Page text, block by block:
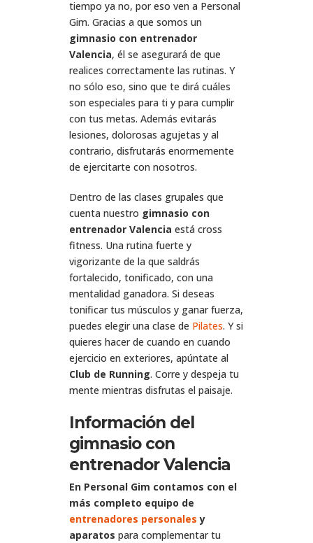
tiempo ya no, por eso ven a Personal
Gim. Gracias a que somos un
gimnasio con entrenador
Valencia, él se asegurará de que
realices correctamente las rutinas. Y
no sólo eso, sino que te dirá cuáles
son especiales para ti y para cumplir
con tus metas. Además evitarás
lesiones, dolorosas agujetas y al
contrario, disfrutarás enormemente
de ejercitarte con nosotros.
Dentro de las clases grupales que
cuenta nuestro gimnasio con
entrenador Valencia está cross
fitness. Una rutina fuerte y
vigorizante de la que saldrás
fortalecido, tonificado, con una
mentalidad ganadora. Si deseas
tonificar tus músculos y ganar fuerza,
puedes elegir una clase de Pilates. Y si
quieres hacer de cuando en cuando
ejercicio en exteriores, apúntate al
Club de Running. Corre y despeja tu
mente mientras disfrutas el paisaje.
Información del
gimnasio con
entrenador Valencia
En Personal Gim contamos con el
más completo equipo de
entrenadores personales y
aparatos para complementar tu